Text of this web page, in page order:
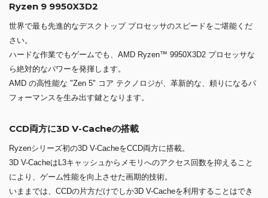
Ryzen 9 9950X3D2
世界で最も先進的なデスクトップ プロセッサのスピードをご堪能くだ
さい。
ハードな作業でもゲームでも、AMD Ryzen™ 9950X3D2 プロセッサな
ら絶対的なパワーを発揮します。
AMD の高性能な "Zen 5" コア テクノロジが、革新的な、頼りになるパ
フォーマンスを生み出す鍵となります。
CCD両方に3D V-Cacheの搭載
Ryzenシリーズ初の3D V-CacheをCCD両方に搭載。
3D V-CacheはL3キャッシュからメモリへのアクセス回数を抑えること
により、ゲーム性能を向上させた画期的技術。
いままでは、CCDの片方だけでしか3D V-Cacheを利用することはでき